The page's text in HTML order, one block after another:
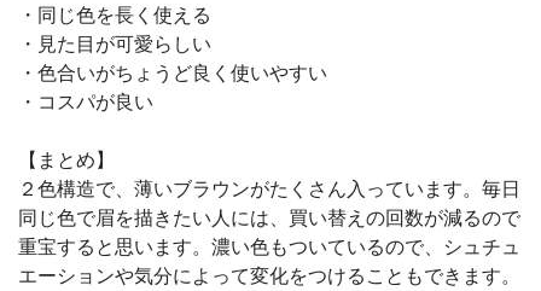
・同じ色を長く使える
・見た目が可愛らしい
・色合いがちょうど良く使いやすい
・コスパが良い
【まとめ】
２色構造で、薄いブラウンがたくさん入っています。毎日
同じ色で眉を描きたい人には、買い替えの回数が減るので
重宝すると思います。濃い色もついているので、シュチュ
エーションや気分によって変化をつけることもできます。